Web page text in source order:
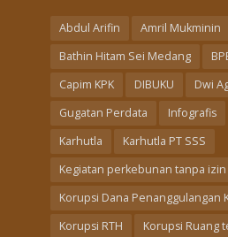
Abdul Arifin Amril Mukminin
Bathin Hitam Sei Medang
Capim KPK
DIBUKU
Dwi
Gugatan Perdata
Infografis
Karhutla
Karhutla PT SSS
Kegiatan perkebunan tanpa izin
Korupsi Dana Penanggulangan
Korupsi RTH
Korupsi Ruang